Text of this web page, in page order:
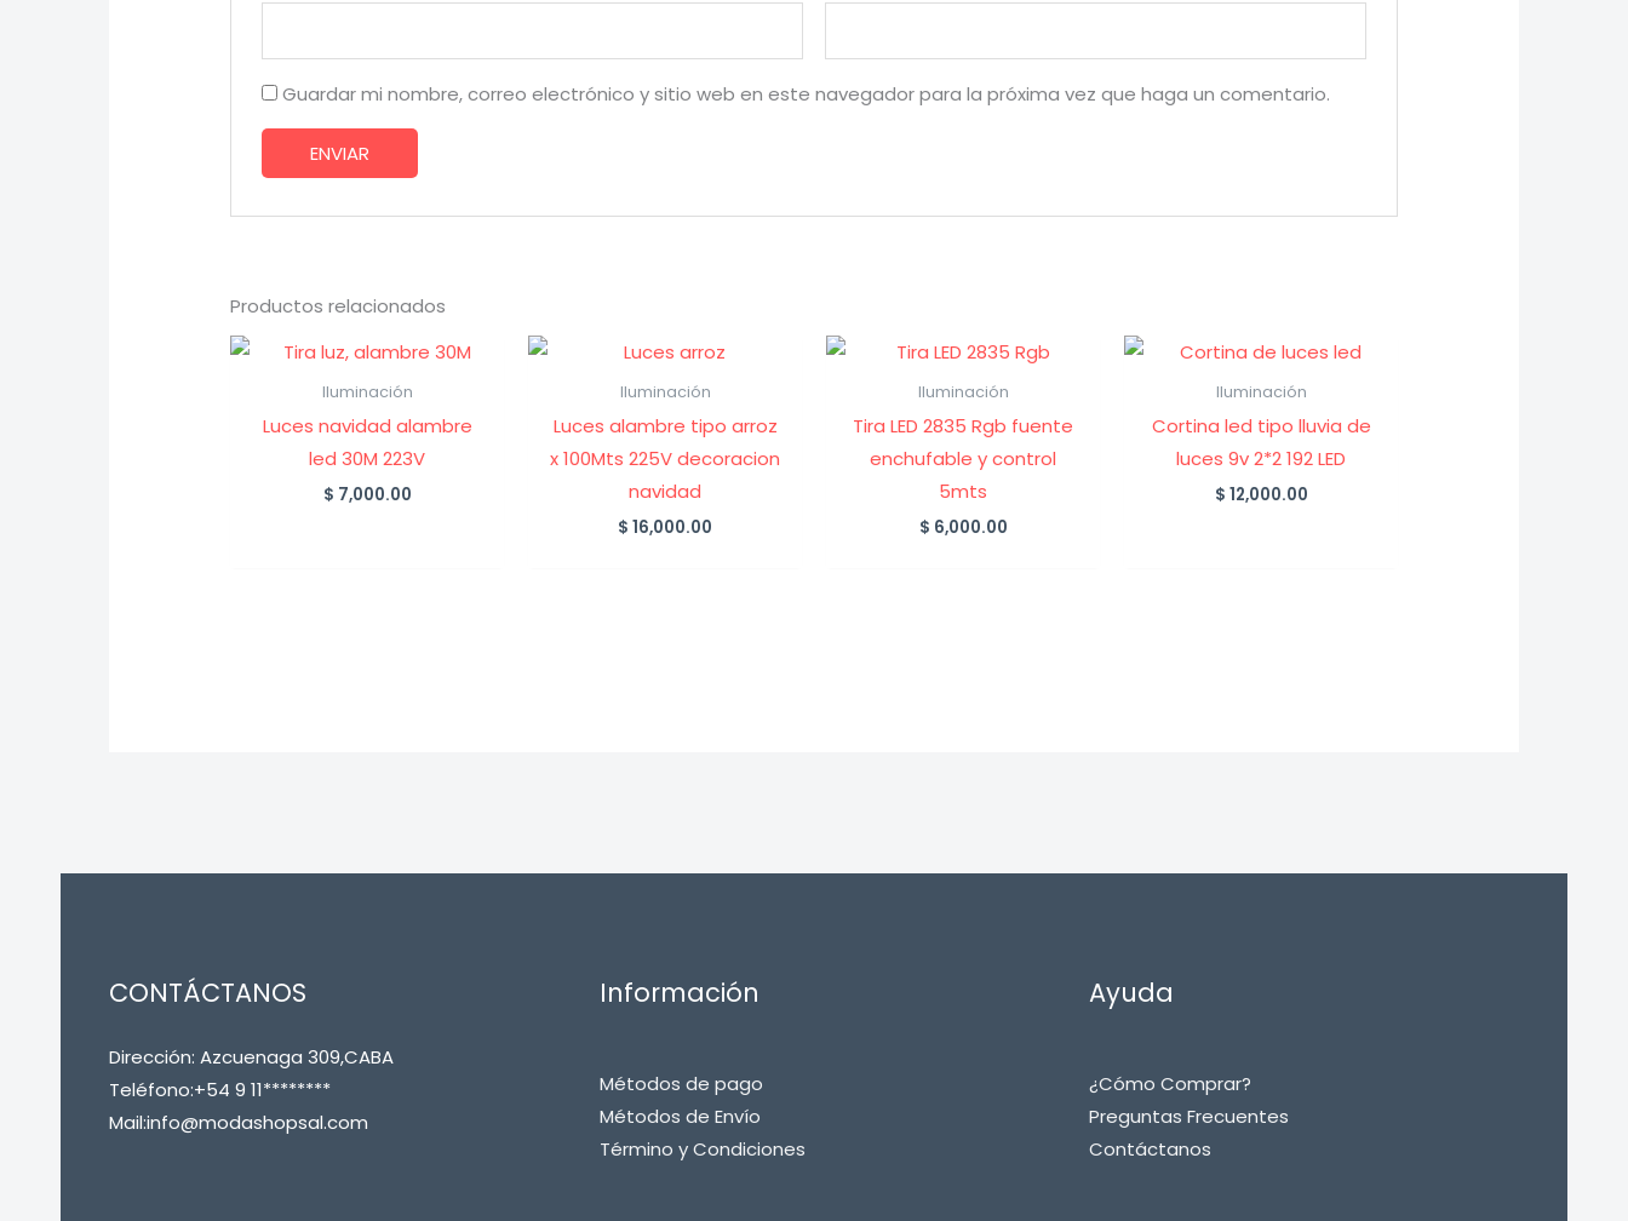
Guardar mi nombre, correo electrónico y sitio web en este navegador para la próxima vez que haga un comentario.
Productos relacionados
Iluminación
Luces navidad alambre
led 30M 223V
$ 7,000.00
Iluminación
Luces alambre tipo arroz
x 100Mts 225V decoracion
navidad
$ 16,000.00
Iluminación
Tira LED 2835 Rgb fuente
enchufable y control
5mts
$ 6,000.00
Iluminación
Cortina led tipo lluvia de
luces 9v 2*2 192 LED
$ 12,000.00
CONTÁCTANOS
Dirección: Azcuenaga 309,CABA
Teléfono:+54 9 11********
Mail:info@modashopsal.com
Información
Métodos de pago
Métodos de Envío
Término y Condiciones
Ayuda
¿Cómo Comprar?
Preguntas Frecuentes
Contáctanos